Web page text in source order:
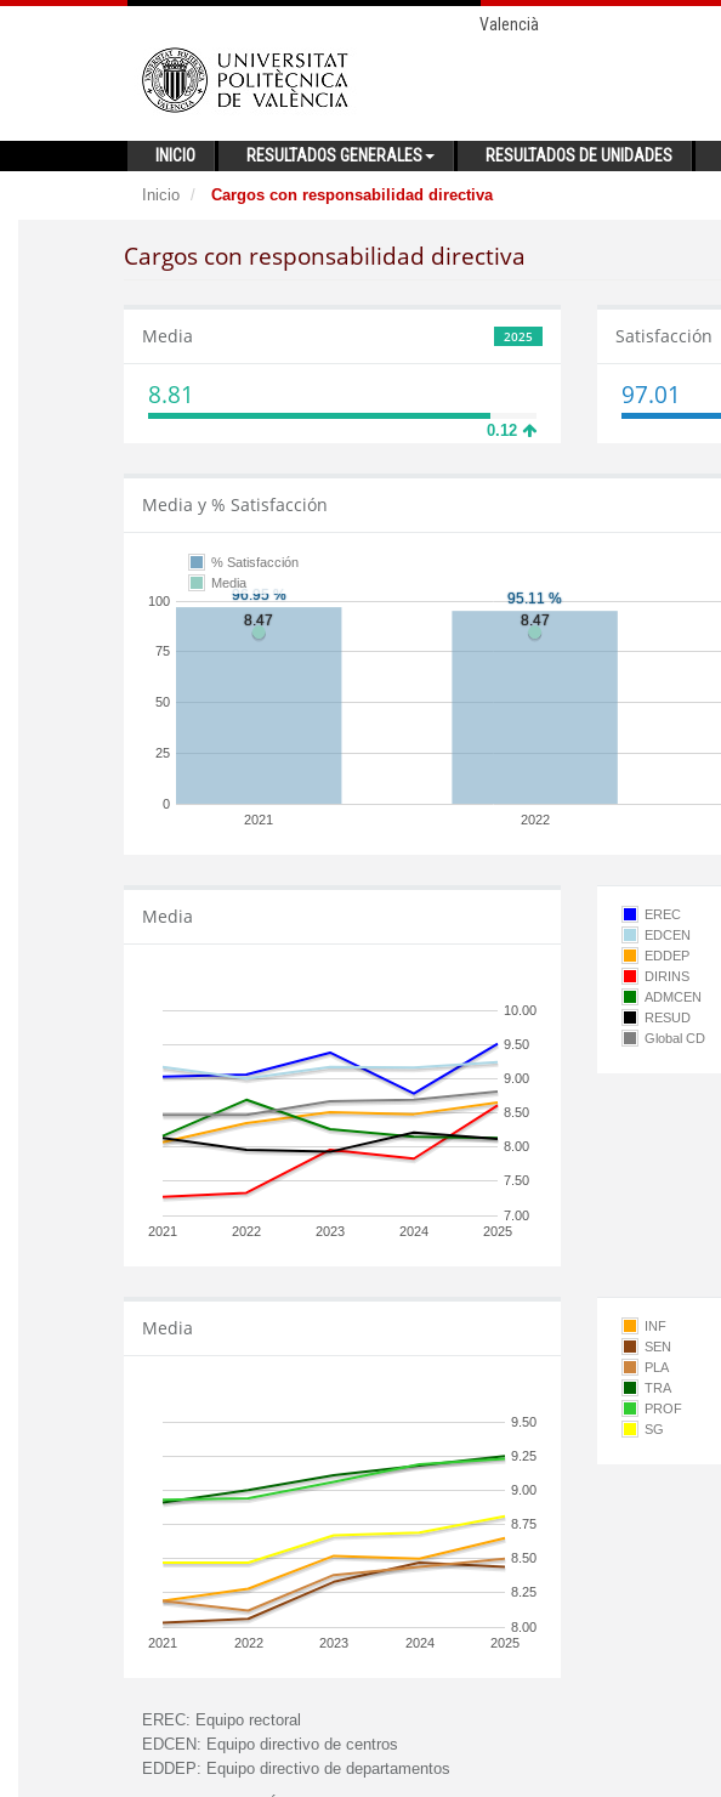
Valencià
INICIO RESULTADOS GENERALES RESULTADOS DE UNIDADES
Inicio Cargos con responsabilidad directiva
Cargos con responsabilidad directiva
2025
Media
8.81
0.12
Satisfacción
97.01
Media y % Satisfacción
2021 2022
0
25
50
75
100
% Satisfacción
Media
Media
2021 2022 2023 2024 2025
7.00
7.50
8.00
8.50
9.00
9.50
10.00
EREC
EDCEN
EDDEP
DIRINS
ADMCEN
RESUD
Global CD
Media
2021 2022 2023 2024 2025
8.00
8.25
8.50
8.75
9.00
9.25
9.50
INF
SEN
PLA
TRA
PROF
SG
EREC: Equipo rectoral
EDCEN: Equipo directivo de centros
EDDEP: Equipo directivo de departamentos